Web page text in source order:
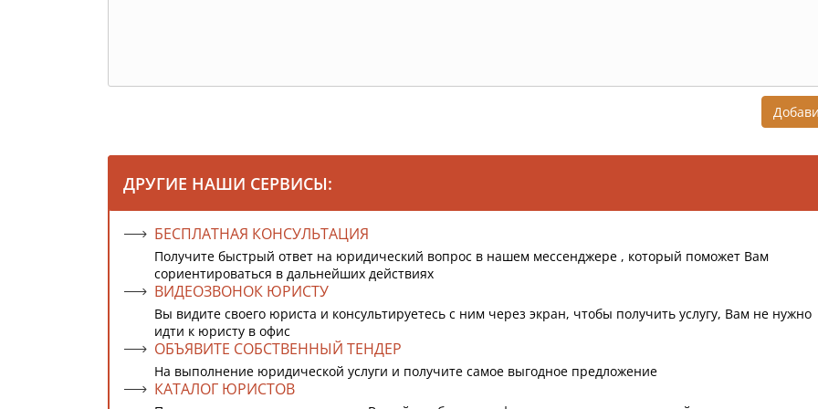
ДРУГИЕ НАШИ СЕРВИСЫ:
БЕСПЛАТНАЯ КОНСУЛЬТАЦИЯ
Получите быстрый ответ на юридический вопрос в нашем мессенджере , который поможет Вам
сориентироваться в дальнейших действиях
ВИДЕОЗВОНОК ЮРИСТУ
Вы видите своего юриста и консультируетесь с ним через экран, чтобы получить услугу, Вам не нужно
идти к юристу в офис
ОБЪЯВИТЕ СОБСТВЕННЫЙ ТЕНДЕР
На выполнение юридической услуги и получите самое выгодное предложение
КАТАЛОГ ЮРИСТОВ